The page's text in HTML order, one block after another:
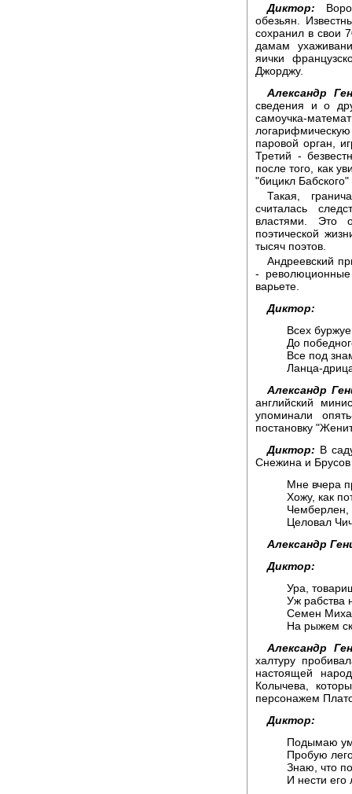
Диктор:
обезьян.
сохранил в свои
дамам
яички
Джорджу.
Александр
сведения и о
самоучка-
паровой орган,
Третий -
после того, как
"бицикл
Такая,
считалась
властями. Это
поэтической
тысяч поэтов.
Андреевский
-
варьете.
Диктор:
Всех
До
Все под
Ланца-
Александр
английский
упоминали
постановку
Диктор: В
Снежина и Брусов
Мне вчера
Хожу, как
Чемберлен,
Целовал
Александр
Диктор:
Ура,
Уж рабства
Семен
На рыжем
Александр
халтуру
настоящей
Колычева,
персонажем
Диктор:
Подымаю
Пробую
Знаю, что
И нести его